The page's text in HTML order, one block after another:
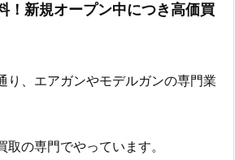
！新規オープン中につき高価買
り、エアガンやモデルガンの専門業
の専門でやっています。